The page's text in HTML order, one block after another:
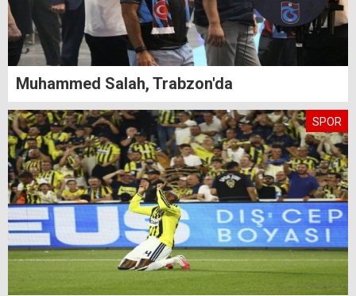
Muhammed Salah, Trabzon'da
SPOR